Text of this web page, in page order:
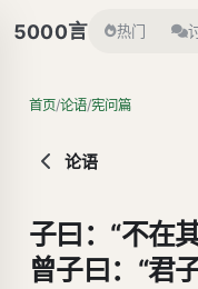
5000言 热门
首页/论语/宪问篇
论语
子曰：“不在
曾子曰：“君